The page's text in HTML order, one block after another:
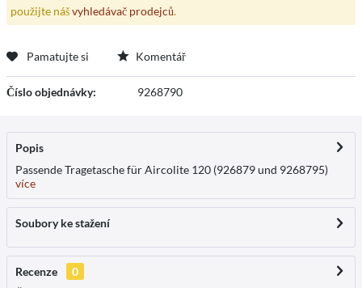
použijte nášvyhledávač prodejců.
Pamatujte si Komentář
Číslo objednávky: 9268790
Popis
Passende Tragetasche für Aircolite 120 (926879 und 9268795)
více
Soubory ke stažení
Recenze
0